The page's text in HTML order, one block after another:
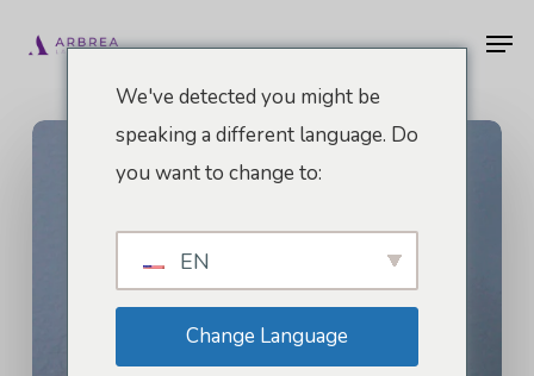
Hauptinhalt
We've detected you might be
speaking a different language. Do
you want to change to:
EN
Change Language